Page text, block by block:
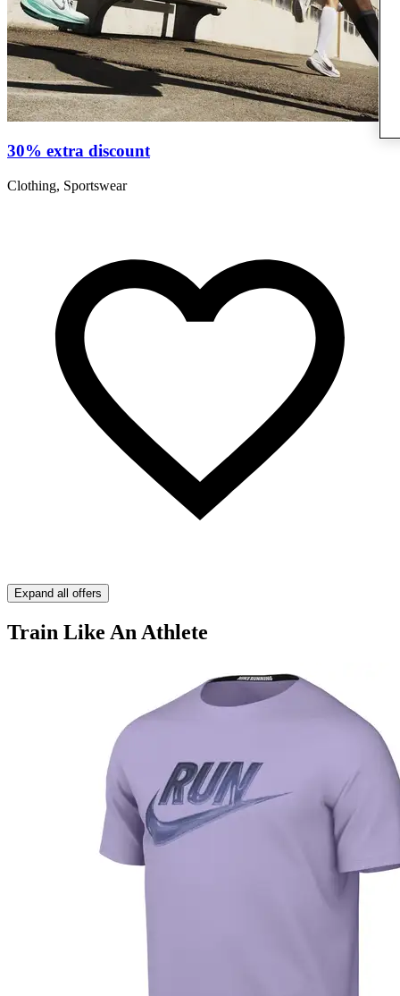
30% extra discount
Clothing, Sportswear
Expand all offers
Train Like An Athlete